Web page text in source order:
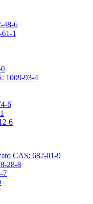
48-6
1
1009-93-4
6
6
CAS: 682-01-9
28-8
7